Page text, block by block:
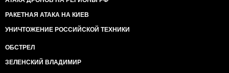
РАКЕТНАЯ АТАКА НА КИЕВ
УНИЧТОЖЕНИЕ РОССИЙСКОЙ ТЕХНИКИ
ОБСТРЕЛ
ЗЕЛЕНСКИЙ ВЛАДИМИР